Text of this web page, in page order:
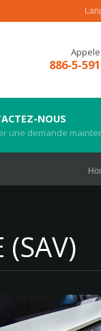
886-5-
NOUS
une demande
(SAV)